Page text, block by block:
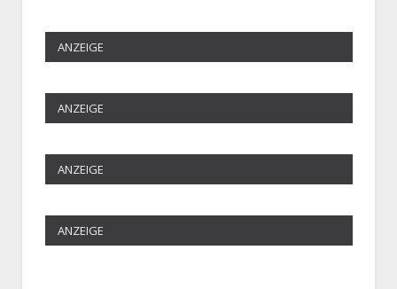
ANZEIGE
ANZEIGE
ANZEIGE
ANZEIGE